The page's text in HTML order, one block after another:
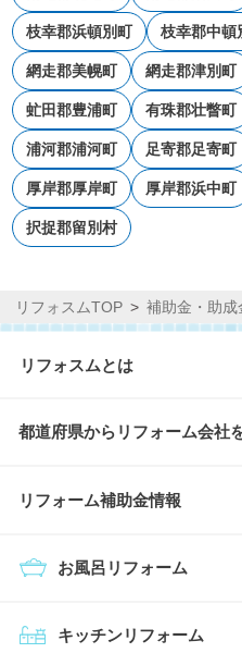
枝幸郡浜頓別町 枝幸郡中頓
網走郡美幌町 網走郡津別町
虻田郡豊浦町 有珠郡壮瞥町
浦河郡浦河町 足寄郡足寄町
厚岸郡厚岸町 厚岸郡浜中町
択捉郡留別村
リフォスムTOP 補助金・助成
リフォスムとは
都道府県からリフォーム会社
リフォーム補助金情報
キッチンリフォーム
お風呂リフォーム